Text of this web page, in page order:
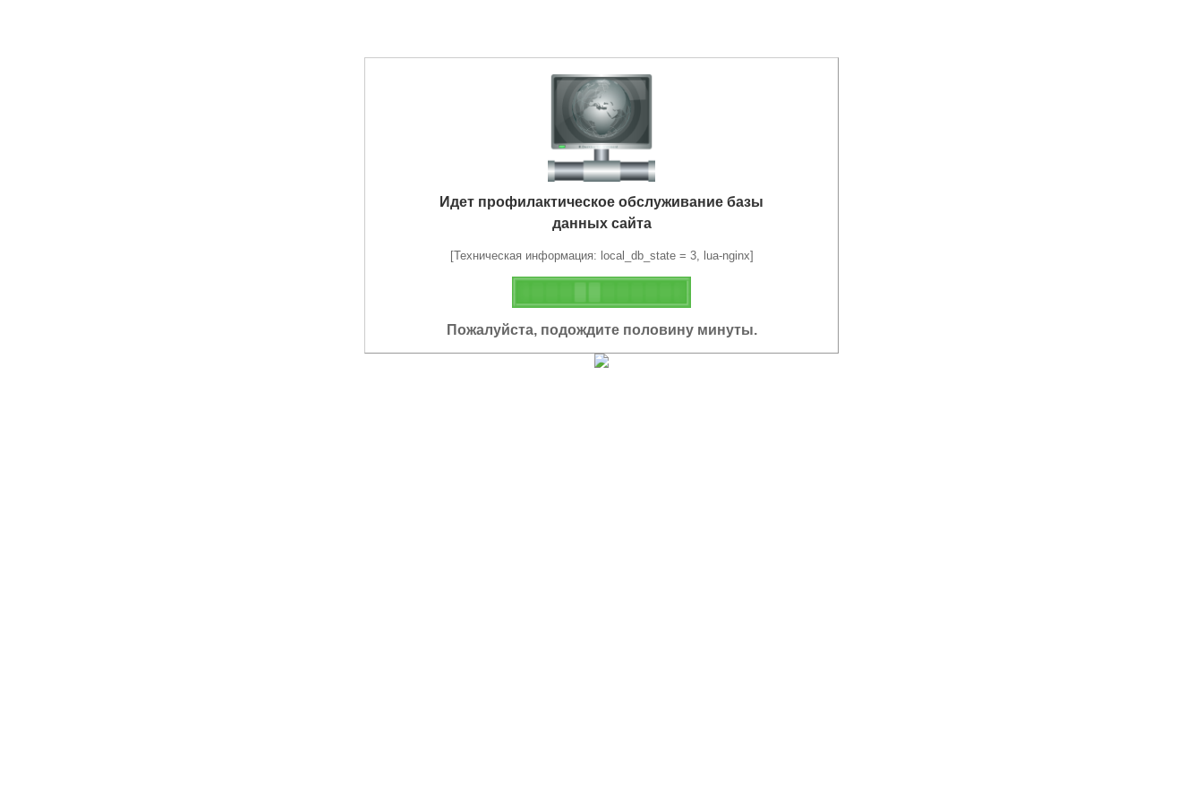
Идет профилактическое обслуживание базы
данных сайта
[Техническая информация: local_db_state = 3, lua-nginx]
Пожалуйста, подождите половину минуты.